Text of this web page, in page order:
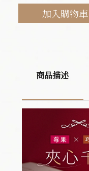
加入購物車
商品描述